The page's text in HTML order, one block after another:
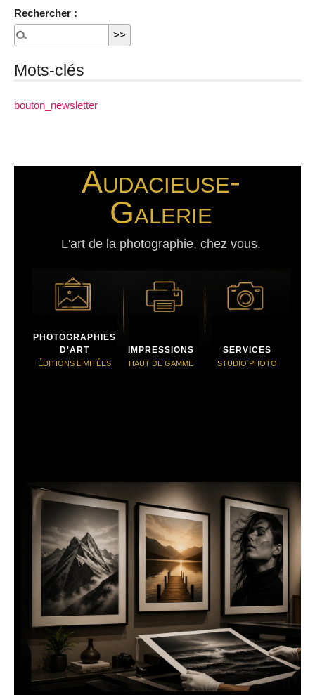
Rechercher :
Mots-clés
bouton_newsletter
Audacieuse-
Galerie
L'art de la photographie, chez vous.
PHOTOGRAPHIES
D'ART
ÉDITIONS LIMITÉES
IMPRESSIONS
HAUT DE GAMME
SERVICES
STUDIO PHOTO